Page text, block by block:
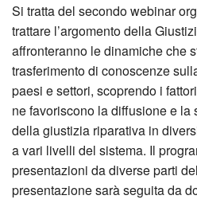
Si tratta del secondo webinar
trattare l’argomento della
affronteranno le dinamiche che
trasferimento di conoscenze
paesi e settori, scoprendo i
ne favoriscono la diffusione e
della giustizia riparativa in
a vari livelli del sistema. Il
presentazioni da diverse parti
presentazione sarà seguita da